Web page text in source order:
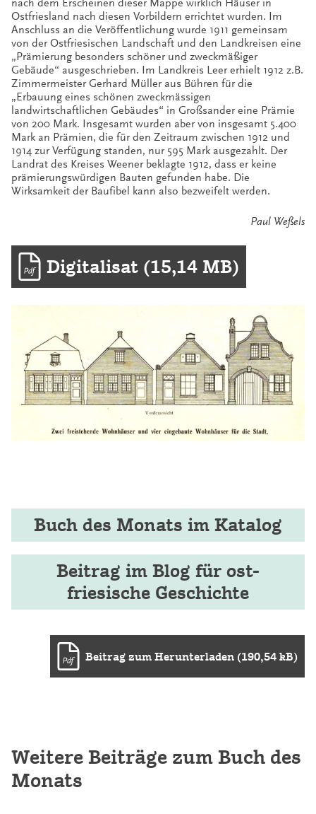
nach dem Erscheinen dieser Mappe wirklich Häuser in
Ostfriesland nach diesen Vorbildern errichtet wurden. Im
Anschluss an die Veröffentlichung wurde 1911 gemeinsam
von der Ostfriesischen Landschaft und den Landkreisen eine
„Prämierung besonders schöner und zweckmäßiger
Gebäude“ ausgeschrieben. Im Landkreis Leer erhielt 1912 z.B.
Zimmermeister Gerhard Müller aus Bühren für die
„Erbauung eines schönen zweckmässigen
landwirtschaftlichen Gebäudes“ in Großsander eine Prämie
von 200 Mark. Insgesamt wurden aber von insgesamt 5.400
Mark an Prämien, die für den Zeitraum zwischen 1912 und
1914 zur Verfügung standen, nur 595 Mark ausgezahlt. Der
Landrat des Kreises Weener beklagte 1912, dass er keine
prämierungswürdigen Bauten gefunden habe. Die
Wirksamkeit der Baufibel kann also bezweifelt werden.
Paul Weßels
Digitalisat (15,14 MB)
Buch des Monats im Katalog
Beitrag im Blog für ost-
friesische Geschichte
Beitrag zum Herunterladen (190,54 kB)
Weitere Beiträge zum Buch des
Monats